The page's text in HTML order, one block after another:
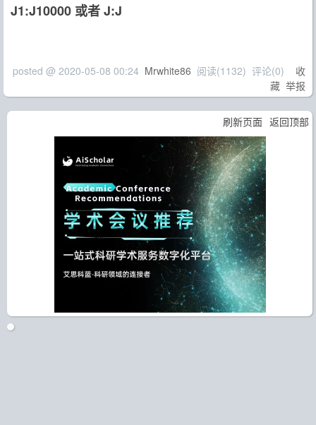
J1:J10000 或者 J:J
posted @ 2020-05-08 00:24 Mrwhite86 阅读(1132) 评论(0) 收
藏 举报
刷新页面 返回顶部